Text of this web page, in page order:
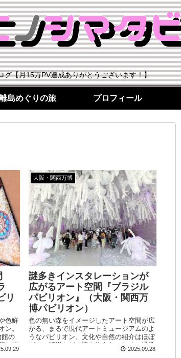
グ【月15万PV達成ありがとうございます！】
島めぐりの旅 プロフィール
リ
色鮮
ン。
館の
に来
白い
大阪・関西万博
謎多きインスタレーションが
広がるアート空間『ブラジル
パビリオン』（大阪・関西万
博パビリオン）
色の無い森をイメージしたアート空間が広
がる、まるで現代アートミュージアムのよ
うなパビリオン。文化や自然の紹介はほぼ
ゼロ、解説などの読み物もないため、通常
のパビリオンとは異なり「受け身」ではい
2025.09.28